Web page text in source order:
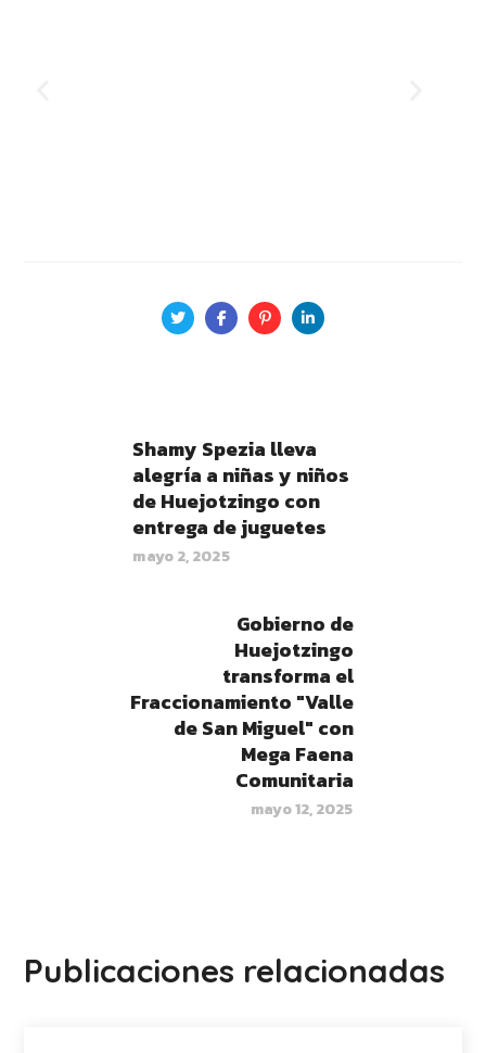
Shamy Spezia lleva
alegría a niñas y niños
de Huejotzingo con
entrega de juguetes
mayo 2, 2025
Gobierno de
Huejotzingo
transforma el
Fraccionamiento "Valle
de San Miguel" con
Mega Faena
Comunitaria
mayo 12, 2025
Publicaciones relacionadas